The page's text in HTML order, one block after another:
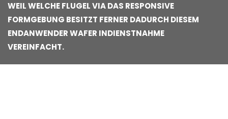
WEIL WELCHE FLUGEL VIA DAS RESPONSIVE
FORMGEBUNG BESITZT FERNER DADURCH DIESEM
ENDANWENDER WAFER INDIENSTNAHME
VEREINFACHT.